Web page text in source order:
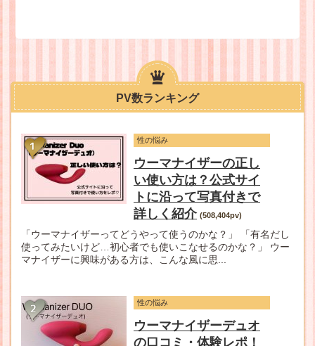
PV数ランキング
性の悩み
ウーマナイザーの正し
い使い方は？公式サイ
トに沿って写真付きで
詳しく紹介 (508,404pv)
「ウーマナイザーってどうやって使うのかな？」 「有名だし
使ってみたいけど…初心者でも使いこなせるのかな？」 ウー
マナイザーに興味がある方は、こんな風に思...
性の悩み
ウーマナイザーデュオ
の口コミ・体験レポ！